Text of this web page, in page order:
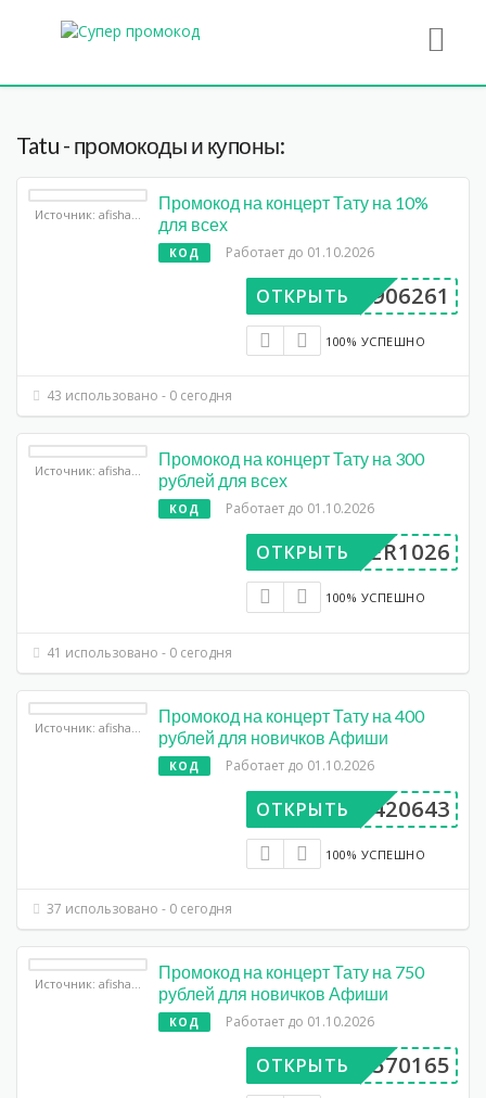
Tatu - промокоды и купоны:
Источник: afisha.yandex.ru
Промокод на концерт Тату на 10%
для всех
КОД Работает до 01.10.2026
BP906261
ОТКРЫТЬ
100% УСПЕШНО
43 использовано - 0 сегодня
Источник: afisha.yandex.ru
Промокод на концерт Тату на 300
рублей для всех
КОД Работает до 01.10.2026
UPER1026
ОТКРЫТЬ
100% УСПЕШНО
41 использовано - 0 сегодня
Промокод на концерт Тату на 400
рублей для новичков Афиши
КОД Работает до 01.10.2026
AA420643
ОТКРЫТЬ
100% УСПЕШНО
37 использовано - 0 сегодня
Источник: afisha.yandex.ru
Промокод на концерт Тату на 750
рублей для новичков Афиши
КОД Работает до 01.10.2026
DP570165
ОТКРЫТЬ